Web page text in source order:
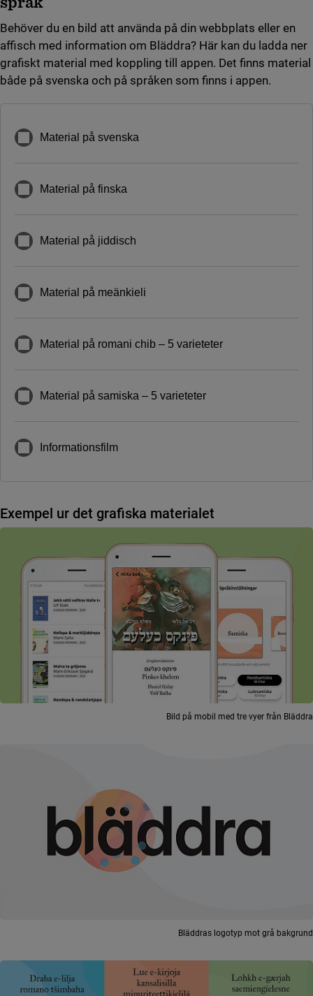
Behöver du en bild att använda på din webbplats eller en
affisch med information om Bläddra? Här kan du ladda ner
grafiskt material med koppling till appen. Det finns material
både på svenska och på språken som finns i appen.
Material på svenska
Material på finska
Material på jiddisch
Material på meänkieli
Material på romani chib – 5 varieteter
Material på samiska – 5 varieteter
Informationsfilm
Exempel ur det grafiska materialet
Bild på mobil med tre vyer från Bläddra
Bläddras logotyp mot grå bakgrund